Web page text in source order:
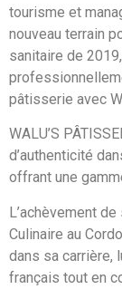
tourisme et
nouveau terrain
sanitaire de
pâtisserie avec
WALU’S
d’authenticité
offrant une
L’achèvement
Culinaire au
dans sa carrière,
français tout en